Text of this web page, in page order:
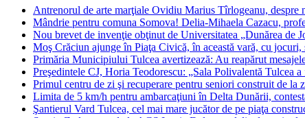
Antrenorul de arte marţiale Ovidiu Marius Tîrlogeanu, despre
Mândrie pentru comuna Somova! Delia-Mihaela Cazacu,
Nou brevet de invenţie obţinut de Universitatea „Dunărea de
Moş Crăciun ajunge în Piaţa Civică, în această vară, cu jocuri,
Primăria Municipiului Tulcea avertizează: Au reapărut
Preşedintele CJ, Horia Teodorescu: „Sala Polivalentă Tulcea
Primul centru de zi şi recuperare pentru seniori construit de
Limita de 5 km/h pentru ambarcaţiuni în Delta Dunării,
Şantierul Vard Tulcea, cel mai mare jucător de pe piaţa